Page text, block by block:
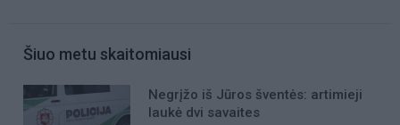
Šiuo metu skaitomiausi
Negrįžo iš Jūros šventės: artimieji
laukė dvi savaites